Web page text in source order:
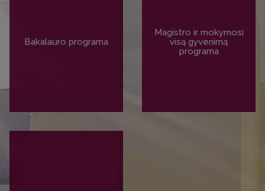
Bakalauro programa
Magistro ir mokymosi
visą gyvenimą
programa